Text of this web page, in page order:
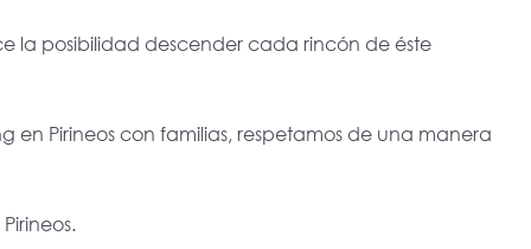
la posibilidad descender cada rincón de éste
en Pirineos con familias, respetamos de una manera